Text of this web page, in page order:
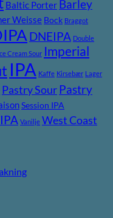
Baltic Porter Barley
Weisse Bock Braggot
DNEIPA Double
Cream Sour Imperial
IPA Kaffe Kirsebær Lager
Pastry Sour Pastry
Session IPA
Vanilje West Coast